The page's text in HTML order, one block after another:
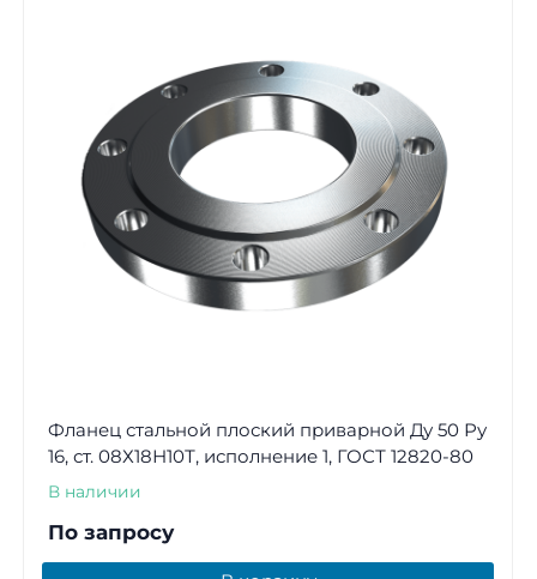
Фланец стальной плоский приварной Ду 50 Ру
16, ст. 08Х18Н10Т, исполнение 1, ГОСТ 12820-80
В наличии
По запросу